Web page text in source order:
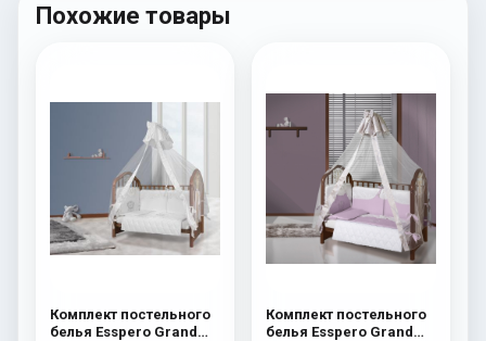
Похожие товары
Комплект постельного
белья Esspero Grand
Комплект постельного
белья Esspero Grand